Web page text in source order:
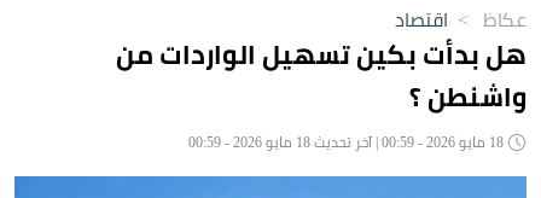
عكاظ > اقتصاد
هل بدأت بكين تسهيل الواردات من
واشنطن ؟